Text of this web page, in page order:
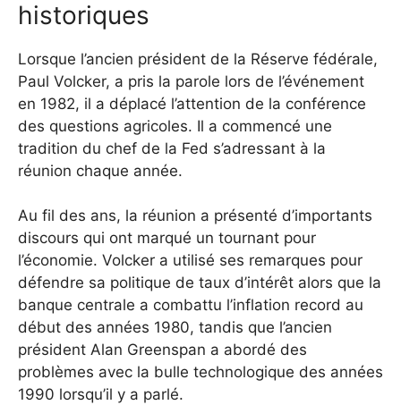
historiques
Lorsque l’ancien président de la Réserve fédérale,
Paul Volcker, a pris la parole lors de l’événement
en 1982, il a déplacé l’attention de la conférence
des questions agricoles. Il a commencé une
tradition du chef de la Fed s’adressant à la
réunion chaque année.
Au fil des ans, la réunion a présenté d’importants
discours qui ont marqué un tournant pour
l’économie. Volcker a utilisé ses remarques pour
défendre sa politique de taux d’intérêt alors que la
banque centrale a combattu l’inflation record au
début des années 1980, tandis que l’ancien
président Alan Greenspan a abordé des
problèmes avec la bulle technologique des années
1990 lorsqu’il y a parlé.